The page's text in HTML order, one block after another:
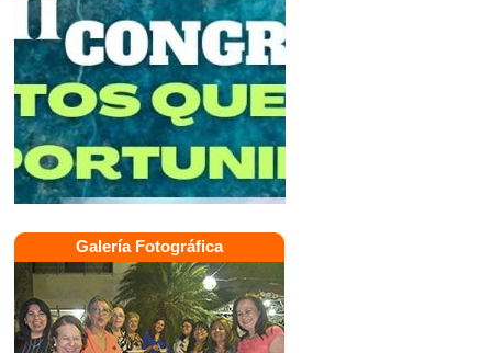
Galería Fotográfica